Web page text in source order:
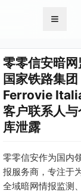
零零信安暗
国家铁路集
Ferrovie
客户联系人
库泄露
零零信安作为国内
报服务商，专注于
全域暗网情报监测